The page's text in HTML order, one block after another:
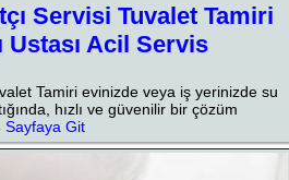
Servisi Tuvalet Tamiri
Ustası Acil Servis
Tamiri evinizde veya iş yerinizde su
hızlı ve güvenilir bir çözüm
Sayfaya Git